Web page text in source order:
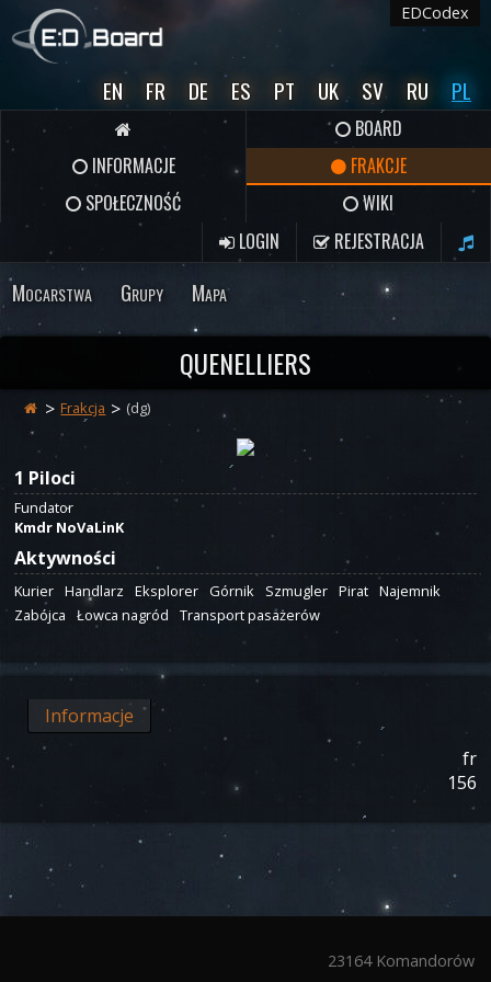
EDCodex
EN FR DE ES PT UK SV RU PL
BOARD
INFORMACJE
FRAKCJE
SPOŁECZNOŚĆ
WIKI
LOGIN
REJESTRACJA
Mocarstwa Grupy Mapa
QUENELLIERS
Frakcja (dg)
1 Piloci
Fundator
Kmdr NoVaLinK
Aktywności
Kurier Handlarz Eksplorer Górnik Szmugler Pirat Najemnik
Zabójca
Łowca nagród Transport pasażerów
Informacje
fr
156
23164 Komandorów